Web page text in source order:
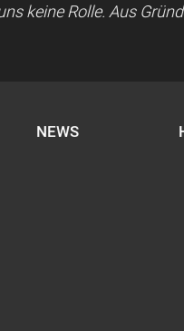
keine Rolle. Aus
NEWS